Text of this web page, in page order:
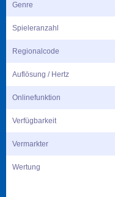
Genre
Spieleranzahl
Regionalcode
Auflösung / Hertz
Onlinefunktion
Verfügbarkeit
Vermarkter
Wertung